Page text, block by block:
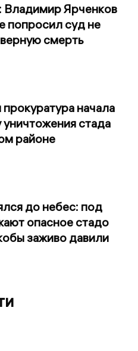
Владимир Ярченков
попросил суд не
смерть
начала
стада
районе
до небес: под
опасное стадо
заживо давили